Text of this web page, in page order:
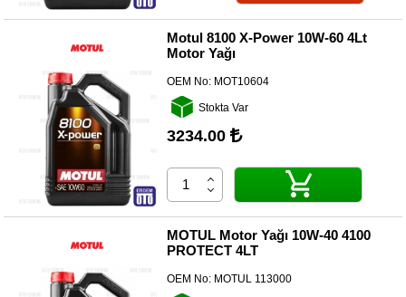
TOFAŞ
Yedek
Motul 8100 X-Power 10W-60 4Lt
Motor Yağı
OEM No: MOT10604
Stokta Var
3234.00
MOTUL Motor Yağı 10W-40 4100
PROTECT 4LT
OEM No: MOTUL 113000